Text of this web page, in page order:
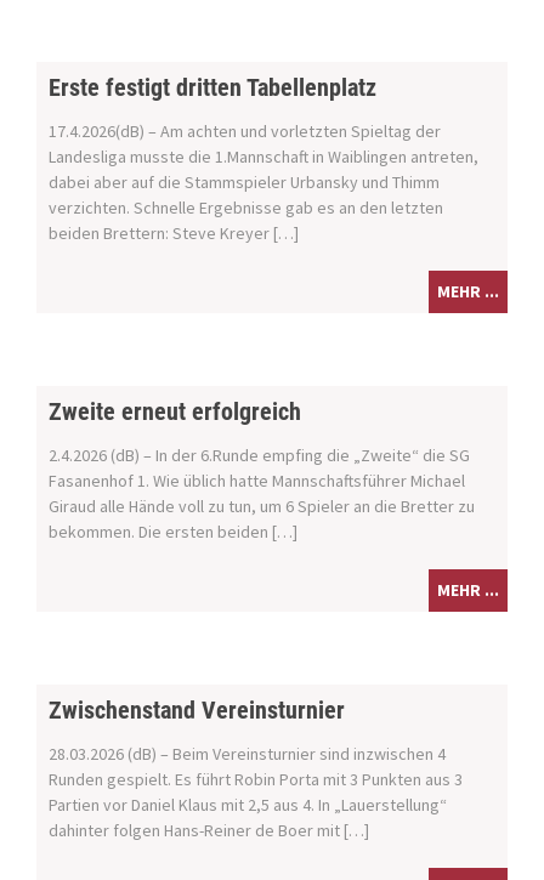
Erste festigt dritten Tabellenplatz
17.4.2026(dB) – Am achten und vorletzten Spieltag der
Landesliga musste die 1.Mannschaft in Waiblingen antreten,
dabei aber auf die Stammspieler Urbansky und Thimm
verzichten. Schnelle Ergebnisse gab es an den letzten
beiden Brettern: Steve Kreyer […]
MEHR ...
Zweite erneut erfolgreich
2.4.2026 (dB) – In der 6.Runde empfing die „Zweite“ die SG
Fasanenhof 1. Wie üblich hatte Mannschaftsführer Michael
Giraud alle Hände voll zu tun, um 6 Spieler an die Bretter zu
bekommen. Die ersten beiden […]
MEHR ...
Zwischenstand Vereinsturnier
28.03.2026 (dB) – Beim Vereinsturnier sind inzwischen 4
Runden gespielt. Es führt Robin Porta mit 3 Punkten aus 3
Partien vor Daniel Klaus mit 2,5 aus 4. In „Lauerstellung“
dahinter folgen Hans-Reiner de Boer mit […]